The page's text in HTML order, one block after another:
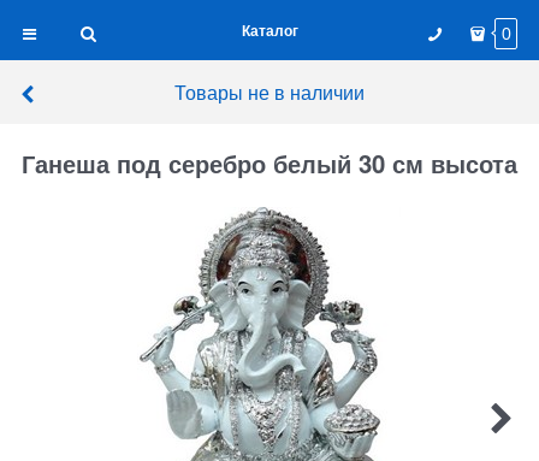
Каталог 0
Товары не в наличии
Ганеша под серебро белый 30 см высота